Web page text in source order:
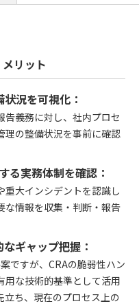
リット
況を可視化：
義務に対し、社内プロセ
理の整備状況を事前に確認
る実務体制を確認：
大インシデントを認識し
な情報を収集・判断・報告
ギャップ把握：
ですが、CRAの脆弱性ハン
用な技術的基準として活用
立ち、現在のプロセス上の